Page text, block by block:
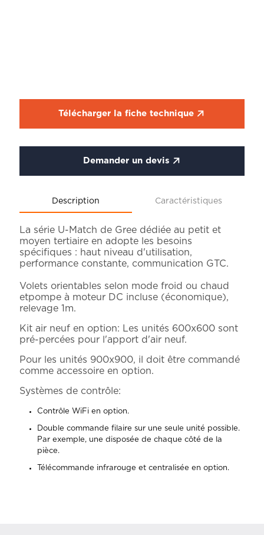
Télécharger la fiche technique
Demander un devis
Description Caractéristiques
La série U-Match de Gree dédiée au petit et
moyen tertiaire en adopte les besoins
spécifiques : haut niveau d'utilisation,
performance constante, communication GTC.
Volets orientables selon mode froid ou chaud
etpompe à moteur DC incluse (économique),
relevage 1m.
Kit air neuf en option: Les unités 600x600 sont
pré-percées pour l'apport d'air neuf.
Pour les unités 900x900, il doit être commandé
comme accessoire en option.
Systèmes de contrôle:
Contrôle WiFi en option.
Double commande filaire sur une seule unité possible.
Par exemple, une disposée de chaque côté de la
pièce.
Télécommande infrarouge et centralisée en option.